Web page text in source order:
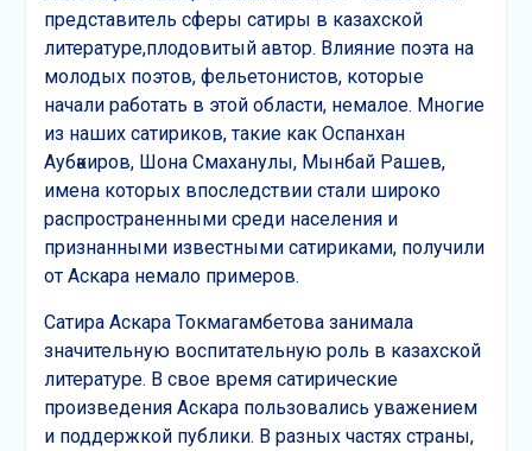
представитель сферы сатиры в казахской
литературе,плодовитый автор. Влияние поэта на
молодых поэтов, фельетонистов, которые
начали работать в этой области, немалое. Многие
из наших сатириков, такие как Оспанхан
Аубәкиров, Шона Смаханулы, Мынбай Рашев,
имена которых впоследствии стали широко
распространенными среди населения и
признанными известными сатириками, получили
от Аскара немало примеров.
Сатира Аскара Токмагамбетова занимала
значительную воспитательную роль в казахской
литературе. В свое время сатирические
произведения Аскара пользовались уважением
и поддержкой публики. В разных частях страны,